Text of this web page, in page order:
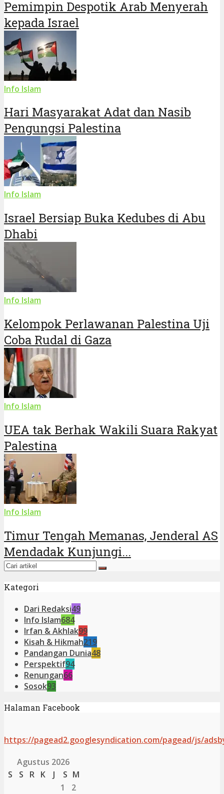
Pemimpin Despotik Arab Menyerah
kepada Israel
Info Islam
Hari Masyarakat Adat dan Nasib
Pengungsi Palestina
Info Islam
Israel Bersiap Buka Kedubes di Abu
Dhabi
Info Islam
Kelompok Perlawanan Palestina Uji
Coba Rudal di Gaza
Info Islam
UEA tak Berhak Wakili Suara Rakyat
Palestina
Info Islam
Timur Tengah Memanas, Jenderal AS
Mendadak Kunjungi...
Kategori
Dari Redaksi49
Info Islam684
Irfan & Akhlak99
Kisah & Hikmah219
Pandangan Dunia48
Perspektif94
Renungan66
Sosok93
Halaman Facebook
https://pagead2.googlesyndication.com/pagead/js/
Agustus 2026
S
S R K J S M
1
2